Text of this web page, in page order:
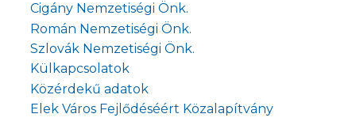
Cigány Nemzetiségi Önk.
Román Nemzetiségi Önk.
Szlovák Nemzetiségi Önk.
Külkapcsolatok
Közérdekű adatok
Elek Város Fejlődéséért Közalapítvány